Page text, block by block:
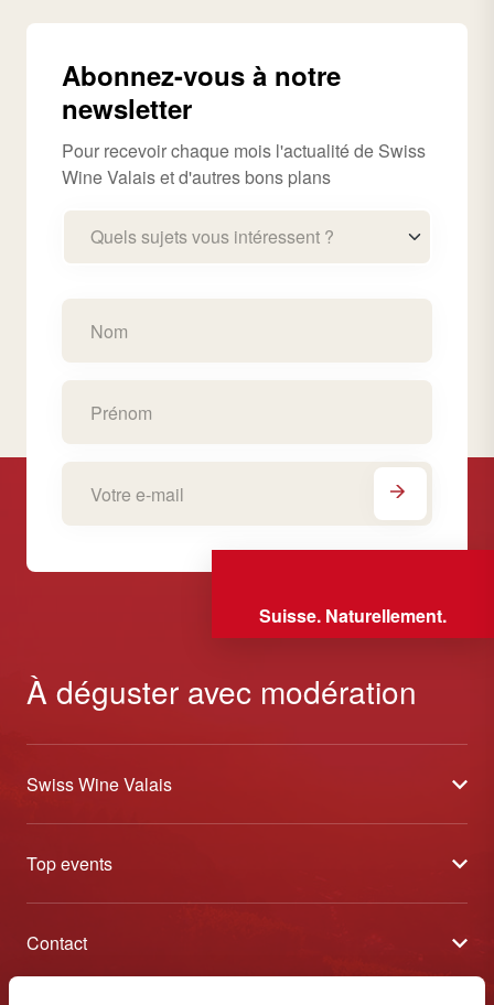
Abonnez-vous à notre
newsletter
Pour recevoir chaque mois l'actualité de Swiss
Wine Valais et d'autres bons plans
Quels sujets vous intéressent ?
Suisse. Naturellement.
À déguster avec modération
Swiss Wine Valais
À propos
Blog
Top events
Caves Ouvertes
Tavolata
Contact
Swiss Wine Valais - Avenue de la Gare 2 - CP 144 - 1964